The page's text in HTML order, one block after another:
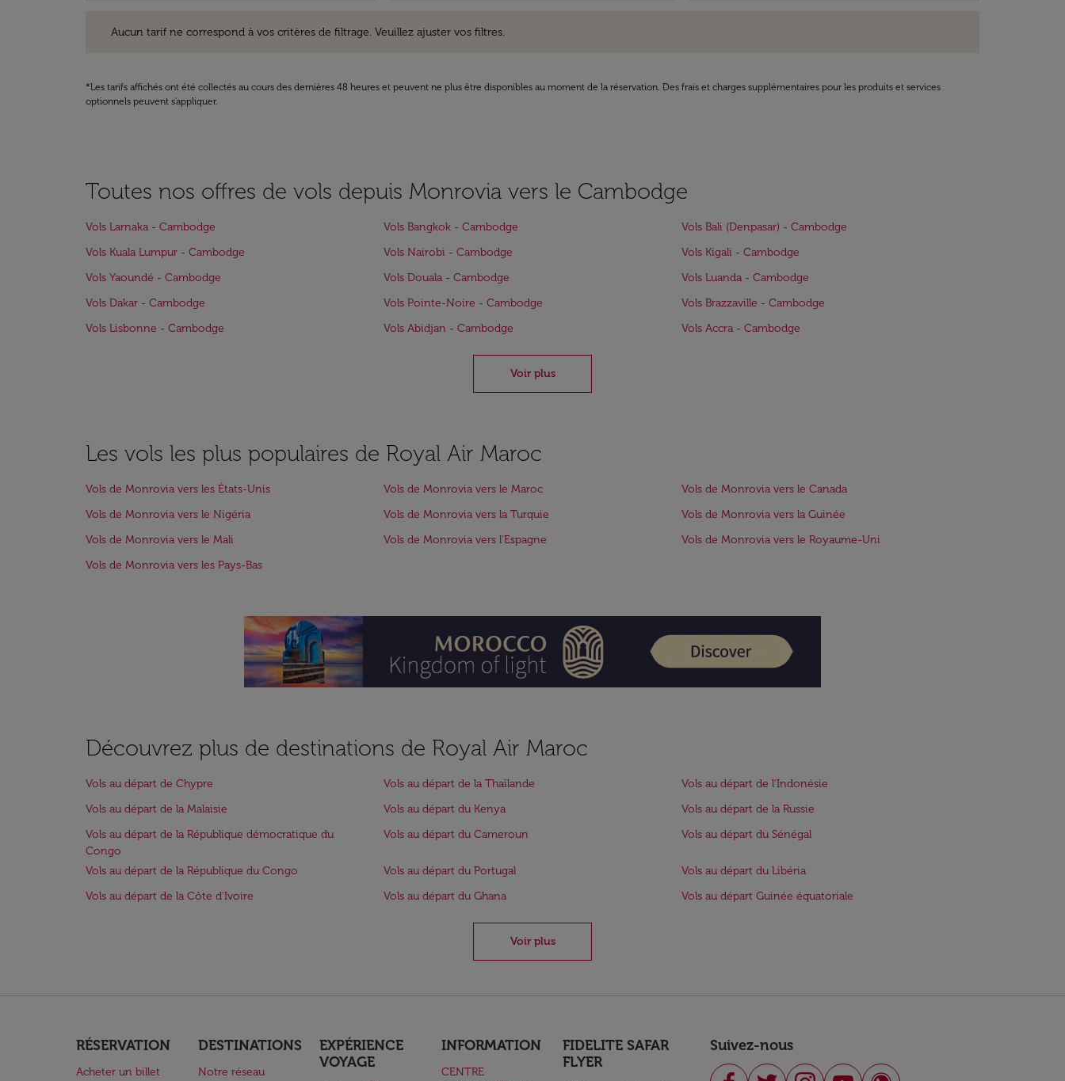
Aucun tarif ne correspond à vos critères de filtrage. Veuillez ajuster vos filtres.
*Les tarifs affichés ont été collectés au cours des dernières 48 heures et peuvent ne plus être disponibles au moment de la réservation. Des frais et charges supplémentaires pour les produits et services
optionnels peuvent s'appliquer.
Toutes nos offres de vols depuis Monrovia vers le Cambodge
Vols Larnaka - Cambodge Vols Bangkok - Cambodge
Vols Bali (Denpasar) - Cambodge
Vols Kuala Lumpur - Cambodge
Vols Nairobi - Cambodge
Vols Kigali - Cambodge
Vols Yaoundé - Cambodge
Vols Douala - Cambodge
Vols Luanda - Cambodge
Vols Dakar - Cambodge
Vols Pointe-Noire - Cambodge
Vols Brazzaville - Cambodge
Vols Lisbonne - Cambodge
Vols Abidjan - Cambodge Vols Accra - Cambodge
Voir plus
Les vols les plus populaires de Royal Air Maroc
Vols de Monrovia vers les États-Unis Vols de Monrovia vers le Maroc
Vols de Monrovia vers le Canada
Vols de Monrovia vers le Nigéria
Vols de Monrovia vers la Turquie
Vols de Monrovia vers la Guinée
Vols de Monrovia vers le Mali
Vols de Monrovia vers l'Espagne
Vols de Monrovia vers le Royaume-Uni
Vols de Monrovia vers les Pays-Bas
Découvrez plus de destinations de Royal Air Maroc
Vols au départ de Chypre Vols au départ de la Thaïlande
Vols au départ de l'Indonésie
Vols au départ de la Malaisie
Vols au départ du Kenya
Vols au départ de la Russie
Vols au départ de la République démocratique du
Congo
Vols au départ du Cameroun Vols au départ du Sénégal
Vols au départ de la République du Congo Vols au départ du Portugal
Vols au départ du Libéria
Vols au départ de la Côte d'Ivoire
Vols au départ du Ghana Vols au départ Guinée équatoriale
Voir plus
RÉSERVATION
Acheter un billet
DESTINATIONS
Notre réseau
EXPÉRIENCE
VOYAGE
INFORMATION
CENTRE
FIDELITE SAFAR
FLYER
Suivez-nous